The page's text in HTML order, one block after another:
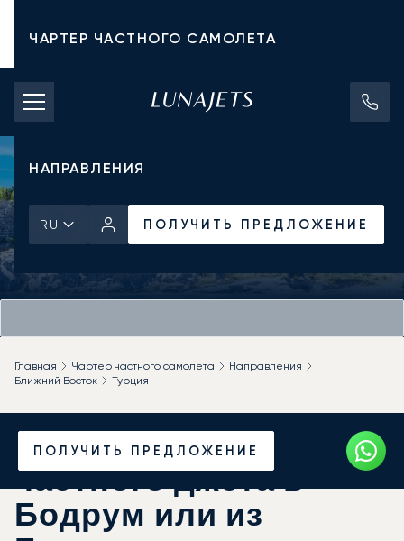
ЧАРТЕР ЧАСТНОГО САМОЛЕТА
СТОИМОСТЬ ЧАРТЕРА
ЧАСТНЫЕ САМОЛЕТЫ
НАПРАВЛЕНИЯ
RU ПОЛУЧИТЬ ПРЕДЛОЖЕНИЕ
ПОЛУЧИТЬ ПРЕДЛОЖЕНИЕ
Главная Чартер частного самолета
Направления
Ближний Восток
Турция
Закажите аренду
частного джета в
Бодрум или из